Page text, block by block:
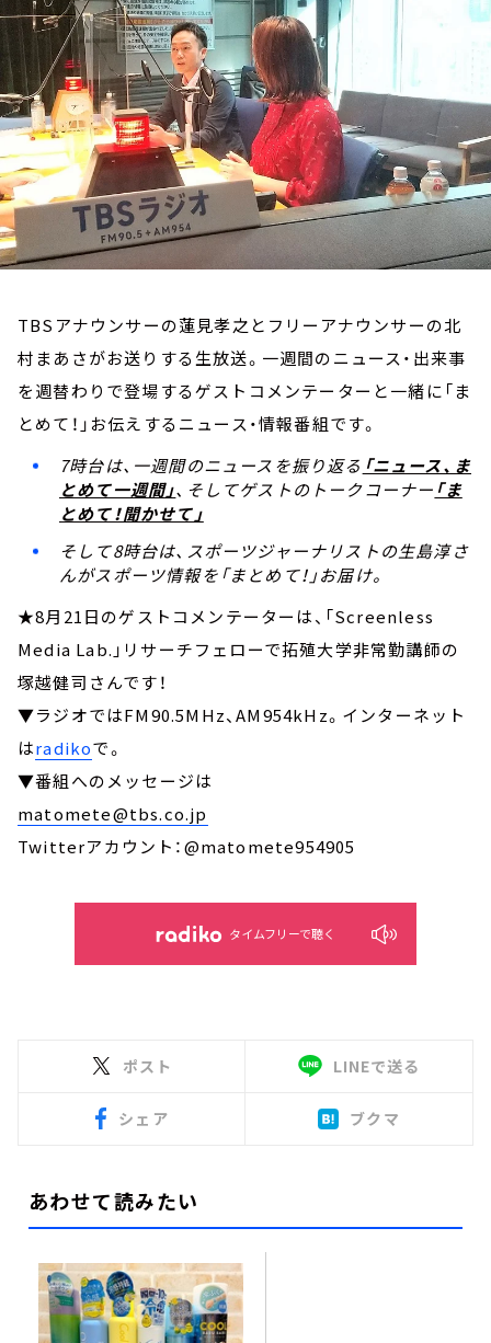
TBSアナウンサーの蓮見孝之とフリーアナウンサーの北
村まあさがお送りする生放送。一週間のニュース・出来事
を週替わりで登場するゲストコメンテーターと一緒に「ま
とめて！」お伝えするニュース・情報番組です。
7時台は、一週間のニュースを振り返る 「ニュース、ま
とめて一週間」、そしてゲストのトークコーナー 「ま
とめて！聞かせて」
そして8時台は、スポーツジャーナリストの生島淳さ
んがスポーツ情報を「まとめて！」お届け。
★8月21日のゲストコメンテーターは、「Screenless
Media Lab.」リサーチフェローで拓殖大学非常勤講師の
塚越健司さんです！
▼ラジオではFM90.5MHz、AM954kHz。インターネット
はradikoで。
▼番組へのメッセージは
matomete@tbs.co.jp
Twitterアカウント：@matomete954905
タイムフリーで聴く
ポスト LINEで送る
シェア ブクマ
あわせて読みたい